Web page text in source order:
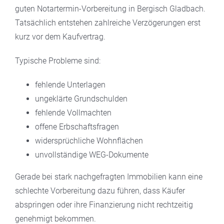
guten Notartermin-Vorbereitung in Bergisch Gladbach.
Tatsächlich entstehen zahlreiche Verzögerungen erst
kurz vor dem Kaufvertrag.
Typische Probleme sind:
fehlende Unterlagen
ungeklärte Grundschulden
fehlende Vollmachten
offene Erbschaftsfragen
widersprüchliche Wohnflächen
unvollständige WEG-Dokumente
Gerade bei stark nachgefragten Immobilien kann eine
schlechte Vorbereitung dazu führen, dass Käufer
abspringen oder ihre Finanzierung nicht rechtzeitig
genehmigt bekommen.